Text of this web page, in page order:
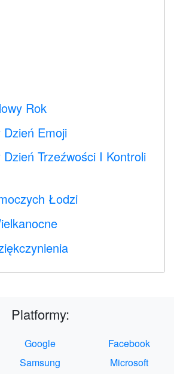
Rok
Dzień Emoji
Dzień Trzeźwości I Kontroli
Łodzi
Platformy:
Google
Facebook
Samsung
Microsoft